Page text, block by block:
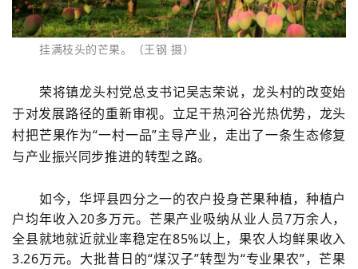
挂满枝头的芒果。（王钢 摄）
荣将镇龙头村党总支书记吴志荣说，龙头村的改变始
于对发展路径的重新审视。立足干热河谷光热优势，龙头
村把芒果作为“一村一品”主导产业，走出了一条生态修复
与产业振兴同步推进的转型之路。
如今，华坪县四分之一的农户投身芒果种植，种植户
户均年收入20多万元。芒果产业吸纳从业人员7万余人，
全县就地就近就业率稳定在85%以上，果农人均鲜果收入
3.26万元。大批昔日的“煤汉子”转型为“专业果农”，芒果